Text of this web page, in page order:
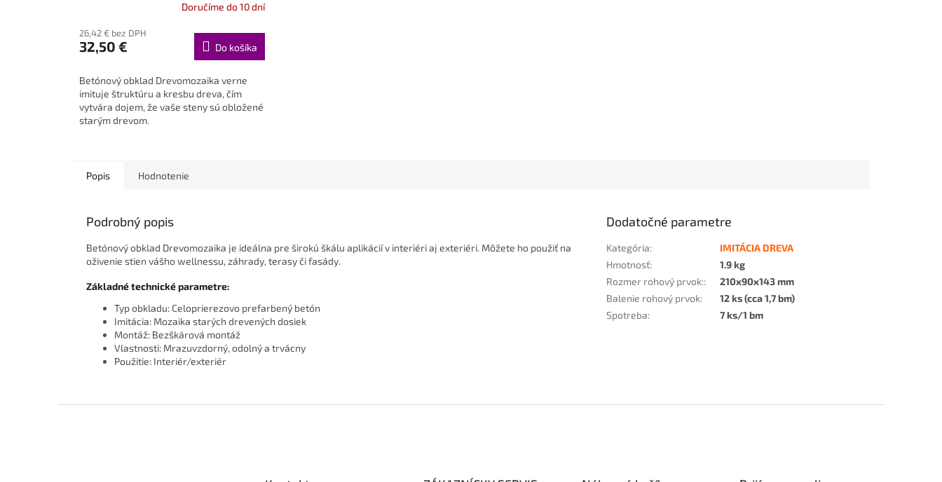
Doručíme do 10 dní
26,42 € bez DPH
32,50 € Do košíka
Betónový obklad Drevomozaika verne
imituje štruktúru a kresbu dreva, čím
vytvára dojem, že vaše steny sú obložené
starým drevom.
Popis Hodnotenie
Podrobný popis
Betónový obklad Drevomozaika je ideálna pre širokú škálu aplikácií v interiéri aj exteriéri. Môžete ho použiť na
oživenie stien vášho wellnessu, záhrady, terasy či fasády.
Základné technické parametre:
Typ obkladu: Celoprierezovo prefarbený betón
Imitácia: Mozaika starých drevených dosiek
Montáž: Bezškárová montáž
Vlastnosti: Mrazuvzdorný, odolný a trvácny
Použitie: Interiér/exteriér
Dodatočné parametre
Kategória:
IMITÁCIA DREVA
Hmotnosť:
1.9 kg
Rozmer rohový prvok::
210x90x143 mm
Balenie rohový prvok:
12 ks (cca 1,7 bm)
Spotreba: 7 ks/1 bm